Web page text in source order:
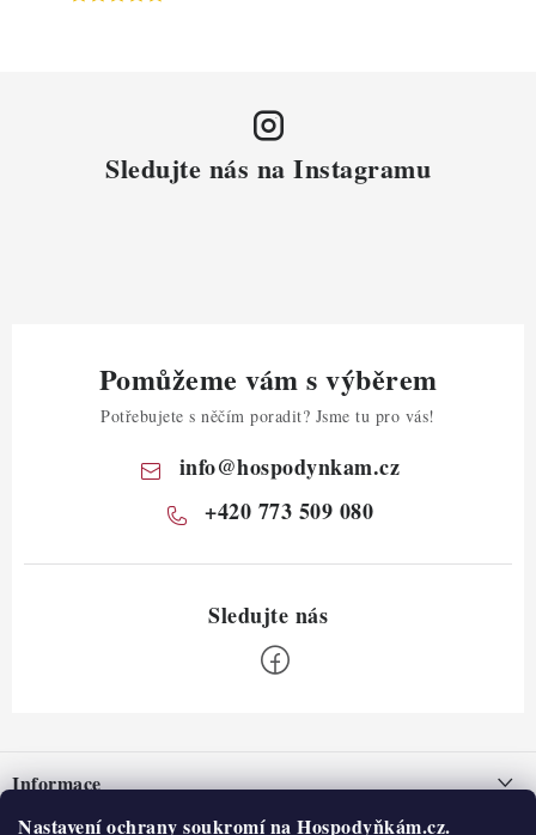
Nastavení ochrany soukromí na Hospodyňkám.cz.
Sledujte nás na Instagramu
Pomůžeme vám s výběrem
Potřebujete s něčím poradit? Jsme tu pro vás!
info@hospodynkam.cz
+420 773 509 080
pInformace
Nepřevzetí zásilky na dobírku